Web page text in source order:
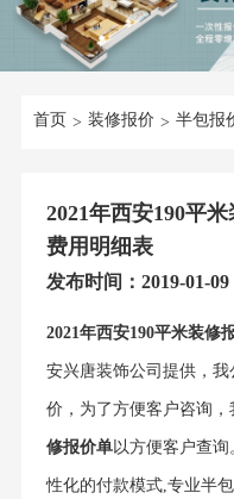
首页 > 装修报价 > 半包报
2021年西安190平
费用明细表
发布时间：2019-01-09
2021年西安190平米装修
安兴唐装饰公司提供，
价，为了方便客户咨询，
修报价单以方便客户查询
性化的付款模式,专业半